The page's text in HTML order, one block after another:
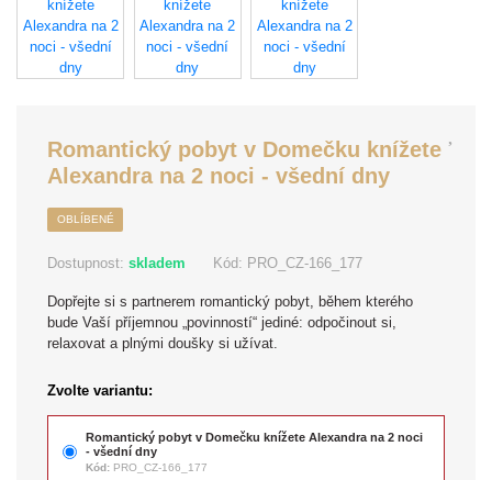
Romantický pobyt v Domečku knížete
Alexandra na 2 noci - všední dny
OBLÍBENÉ
Dostupnost:skladem Kód: PRO_CZ-166_177
Dopřejte si s partnerem romantický pobyt, během kterého
bude Vaší příjemnou „povinností“ jediné: odpočinout si,
relaxovat a plnými doušky si užívat.
Zvolte variantu:
Romantický pobyt v Domečku knížete Alexandra na 2 noci
- všední dny
Kód:PRO_CZ-166_177